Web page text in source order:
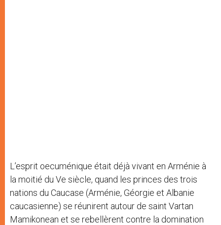
L’esprit oecuménique était déjà vivant en Arménie à
la moitié du Ve siècle, quand les princes des trois
nations du Caucase (Arménie, Géorgie et Albanie
caucasienne) se réunirent autour de saint Vartan
Mamikonean et se rebellèrent contre la domination